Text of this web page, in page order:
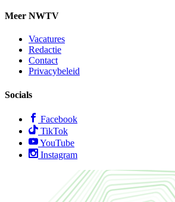
Meer NWTV
Vacatures
Redactie
Contact
Privacybeleid
Socials
Facebook
TikTok
YouTube
Instagram